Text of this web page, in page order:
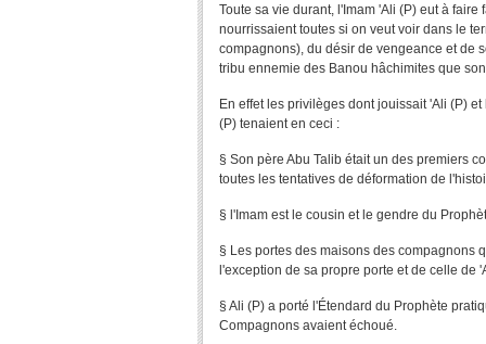
Toute sa vie durant, l'Imam 'Ali (P) eut à
nourrissaient toutes si on veut voir dans le
compagnons), du désir de vengeance et de
tribu ennemie des Banou hâchimites que
En effet les privilèges dont jouissait 'Ali (P)
(P) tenaient en ceci :
§ Son père Abu Talib était un des premiers
toutes les tentatives de déformation de
§ l'Imam est le cousin et le gendre du
§ Les portes des maisons des compagnons
l'exception de sa propre porte et de celle de
§ Ali (P) a porté l'Étendard du Prophète
Compagnons avaient échoué.